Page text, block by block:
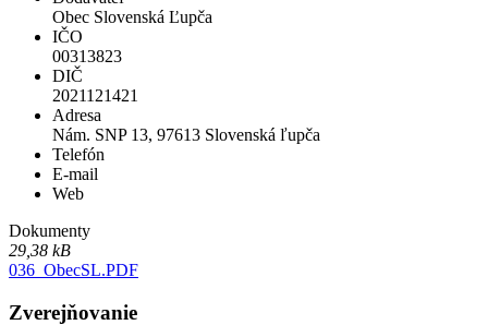
Obec Slovenská Ľupča
IČO
00313823
DIČ
2021121421
Adresa
Nám. SNP 13, 97613 Slovenská ľupča
Telefón
E-mail
Web
Dokumenty
29,38 kB
036_ObecSL.PDF
Zverejňovanie